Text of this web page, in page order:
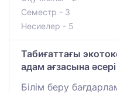
Семестр - 3
Несиелер - 5
Табиғаттағы
адам ағзасына
Білім беру